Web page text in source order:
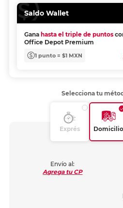
Saldo Wallet
Gana hasta el triple de puntos
Office Depot Premium
1 punto = $1 MXN
Selecciona tu
Exprés Domicilio
Envío al:
Agrega tu CP